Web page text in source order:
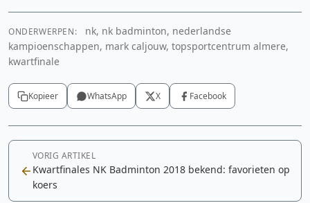
ONDERWERPEN:
nk, nk badminton, nederlandse
kampioenschappen, mark caljouw, topsportcentrum almere,
kwartfinale
Kopieer WhatsApp X Facebook
VORIG ARTIKEL
Kwartfinales NK Badminton 2018 bekend: favorieten op
koers